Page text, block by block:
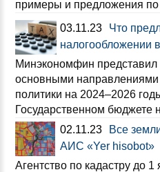
примеры и предложения по
03.11.23
Что
налогообложении
Минэкономфин
основными
политики на 2024–2026
Государственном бюджете
02.11.23
Все
АИС «Yer hisobot»
Агентство по кадастру до 1